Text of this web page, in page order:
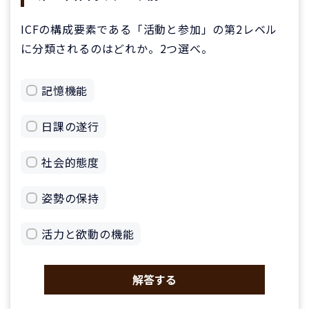
ICFの構成要素である「活動と参加」の第2レベル
に分類されるのはどれか。2つ選べ。
記憶機能
日課の遂行
社会的態度
姿勢の保持
活力と欲動の機能
解答する